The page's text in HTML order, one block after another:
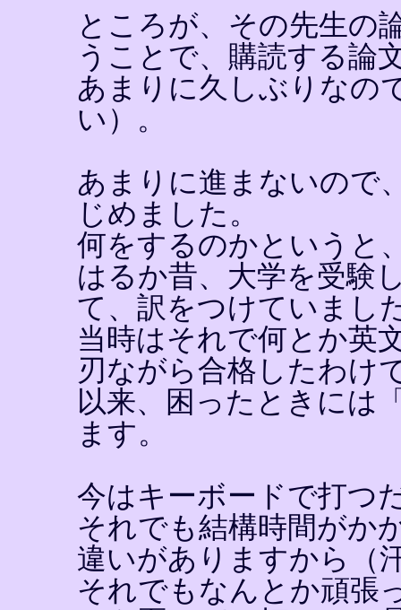
ところが、その先生の
うことで、購読する論
あまりに久しぶりなの
い）。
あまりに進まないので
じめました。
何をするのかというと
はるか昔、大学を受験
て、訳をつけていまし
当時はそれで何とか英
刃ながら合格したわけ
以来、困ったときには
ます。
今はキーボードで打つ
それでも結構時間がか
違いがありますから（
それでもなんとか頑張